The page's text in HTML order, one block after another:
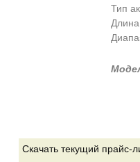
Тип
Скачать текущий прайс-